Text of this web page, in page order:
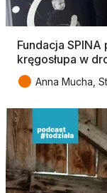
Fundacja
kręgosłupa w
● Anna Mucha,